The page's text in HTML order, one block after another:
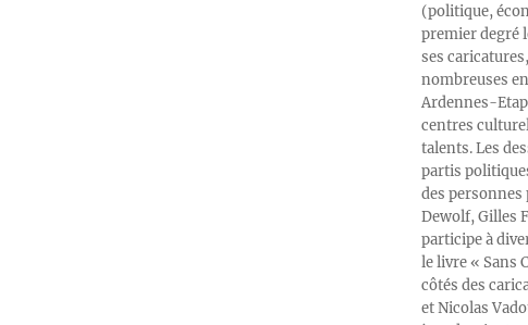
(politique,
premier degré
ses
nombreuses
Ardennes-
centres
talents. Les
partis
des
Dewolf, Gilles
participe à
le livre « Sans
côtés des
et Nicolas